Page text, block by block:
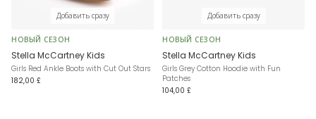
Добавить сразу
НОВЫЙ СЕЗОН
Stella McCartney Kids
Girls Red Ankle Boots with Cut Out Stars
182,00 £
Добавить сразу
НОВЫЙ СЕЗОН
Stella McCartney Kids
Girls Grey Cotton Hoodie with Fun
Patches
104,00 £